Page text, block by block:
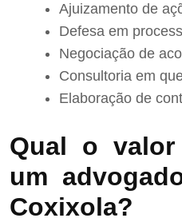
Ajuizamento de
Defesa em
Negociação de
Consultoria em
Elaboração de
Qual o
um
Coxixola?